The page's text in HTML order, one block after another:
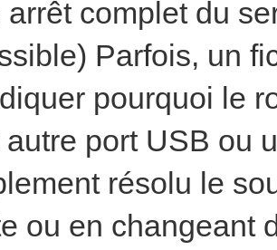
arrêt complet du
Parfois, un
pourquoi le
port USB ou
résolu le
ou en changeant